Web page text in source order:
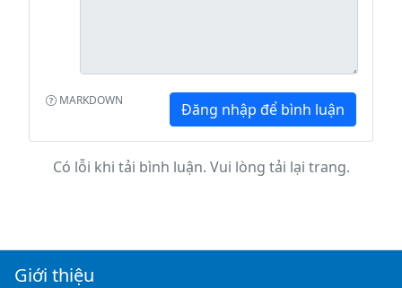
MARKDOWN Đăng nhập để bình luận
Có lỗi khi tải bình luận. Vui lòng tải lại trang.
Giới thiệu